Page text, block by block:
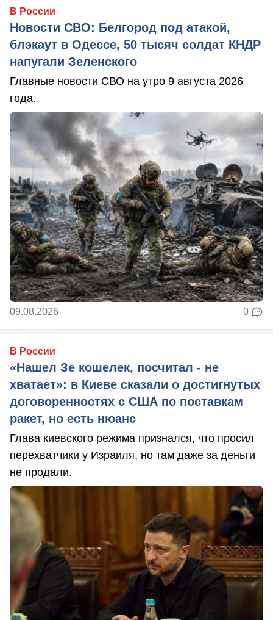
В России
Новости СВО: Белгород под атакой,
блэкаут в Одессе, 50 тысяч солдат КНДР
напугали Зеленского
Главные новости СВО на утро 9 августа 2026
года.
09.08.2026 0
В России
«Нашел Зе кошелек, посчитал - не
хватает»: в Киеве сказали о достигнутых
договоренностях с США по поставкам
ракет, но есть нюанс
Глава киевского режима признался, что просил
перехватчики у Израиля, но там даже за деньги
не продали.